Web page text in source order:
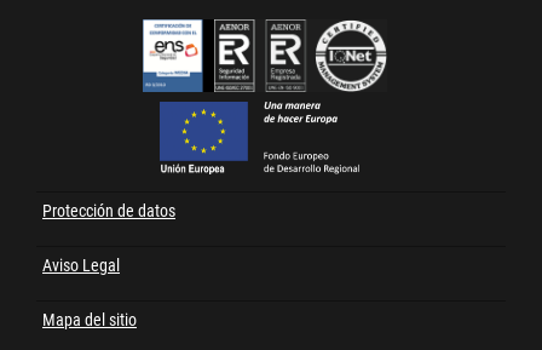
Menú
al
pie
Protección de datos
Aviso Legal
Mapa del sitio